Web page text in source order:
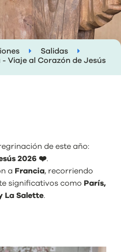
Salidas
Viaje al Corazón de Jesús
de este año:
2026 ❤️.
a Francia, recorriendo
significativos como París,
La Salette.